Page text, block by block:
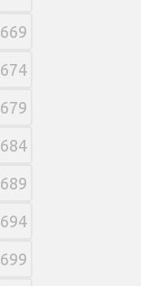
669
674
679
684
689
694
699